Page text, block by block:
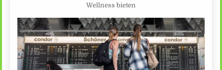
Wellness bieten